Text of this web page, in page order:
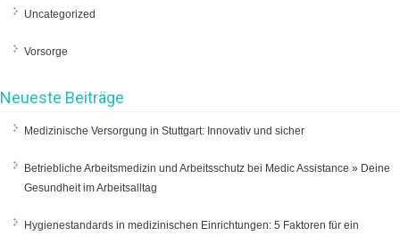
Uncategorized
Vorsorge
Neueste Beiträge
Medizinische Versorgung in Stuttgart: Innovativ und sicher
Betriebliche Arbeitsmedizin und Arbeitsschutz bei Medic Assistance » Deine
Gesundheit im Arbeitsalltag
Hygienestandards in medizinischen Einrichtungen: 5 Faktoren für ein